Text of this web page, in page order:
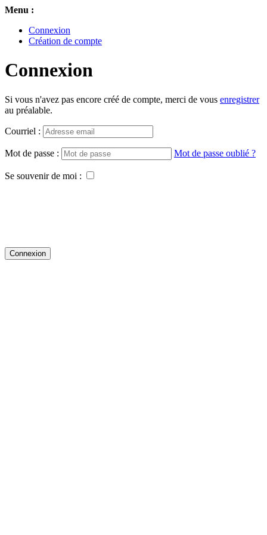
Menu :
Connexion
Création de compte
Connexion
Si vous n'avez pas encore créé de compte, merci de vous enregistrer
au préalable.
Courriel :
Mot de passe : Mot de passe oublié ?
Se souvenir de moi :
Connexion